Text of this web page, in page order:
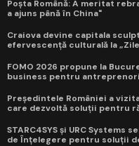
Poșta Română: A meritat
a ajuns până în China"
Craiova devine capitala
efervescență culturală la
FOMO 2026 propune la
business pentru antreprenori
Președintele României a
care dezvoltă soluții pentru
STARC4SYS și URC Systems
de Înțelegere pentru soluții